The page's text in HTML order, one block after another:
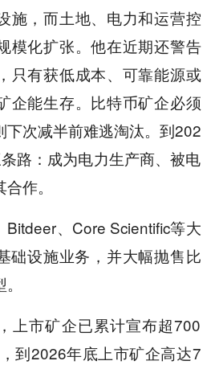
施，而土地、电力和运营控
模化扩张。他在近期还警告
只有获低成本、可靠能源或
企能生存。比特币矿企必须
下次减半前难逃淘汰。到202
路：成为电力生产商、被电
作。
、Core Scientific等大
础设施业务，并大幅抛售比
上市矿企已累计宣布超700
到2026年底上市矿企高达7